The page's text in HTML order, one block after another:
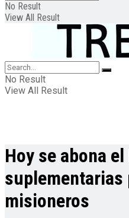
No Result
View All Result
No Result
View All Result
Hoy se abona el
suplementarias
misioneros